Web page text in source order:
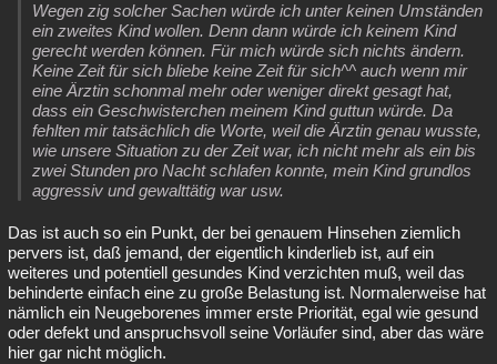
Wegen zig solcher Sachen würde ich unter keinen Umständen
ein zweites Kind wollen. Denn dann würde ich keinem Kind
gerecht werden können. Für mich würde sich nichts ändern.
Keine Zeit für sich bliebe keine Zeit für sich^^ auch wenn mir
eine Ärztin schonmal mehr oder weniger direkt gesagt hat,
dass ein Geschwisterchen meinem Kind guttun würde. Da
fehlten mir tatsächlich die Worte, weil die Ärztin genau wusste,
wie unsere Situation zu der Zeit war, ich nicht mehr als ein bis
zwei Stunden pro Nacht schlafen konnte, mein Kind grundlos
aggressiv und gewalttätig war usw.
Das ist auch so ein Punkt, der bei genauem Hinsehen ziemlich
pervers ist, daß jemand, der eigentlich kinderlieb ist, auf ein
weiteres und potentiell gesundes Kind verzichten muß, weil das
behinderte einfach eine zu große Belastung ist. Normalerweise hat
nämlich ein Neugeborenes immer erste Priorität, egal wie gesund
oder defekt und anspruchsvoll seine Vorläufer sind, aber das wäre
hier gar nicht möglich.